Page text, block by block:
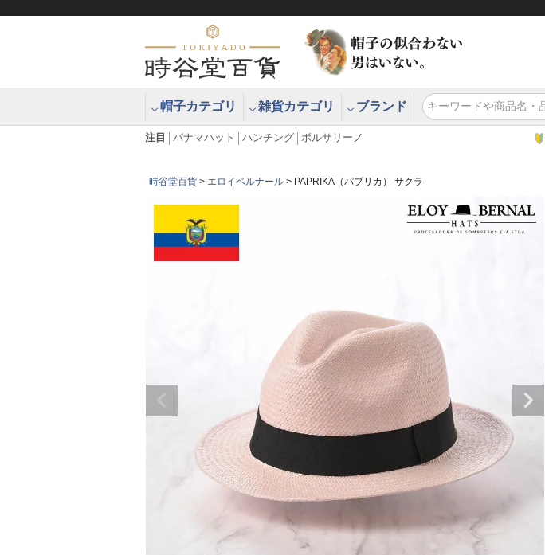
帽子カテゴリ 雑貨カテゴリ ブランド
注目 パナマハット ハンチング ボルサリーノ
時谷堂百貨 エロイベルナール PAPRIKA（パプリカ） サクラ